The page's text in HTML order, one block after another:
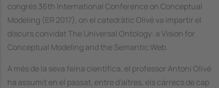
congrés 36th International Conference on Conceptual
Modeling (ER 2017), on el catedràtic Olivé va impartir el
discurs convidat The Universal Ontology: a Vision for
Conceptual Modeling and the Semantic Web.
A més de la seva feina científica, el professor Antoni Olivé
ha assumit en el passat, entre d'altres, els càrrecs de cap